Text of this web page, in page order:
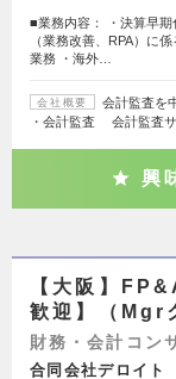
■業務内容： ・決算早
（業務改善、RPA）に
業務 ・海外…
会社概要
会計監査を
・会計監査 会計監査
興
【大阪】
歓迎】（Mgr
財務・会計コン
合同会社デロイト